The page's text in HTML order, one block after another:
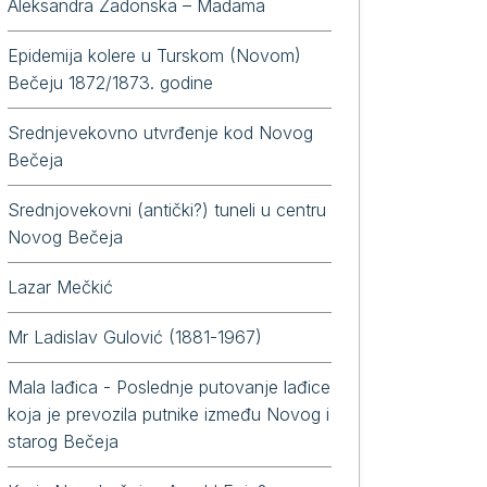
Aleksandra Zadonska – Madama
Epidemija kolere u Turskom (Novom)
Bečeju 1872/1873. godine
Srednjevekovno utvrđenje kod Novog
Bečeja
Srednjovekovni (antički?) tuneli u centru
Novog Bečeja
Lazar Mečkić
Mr Ladislav Gulović (1881-1967)
Mala lađica - Poslednje putovanje lađice
koja je prevozila putnike između Novog i
starog Bečeja